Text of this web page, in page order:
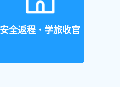
安全返程・学旅收官